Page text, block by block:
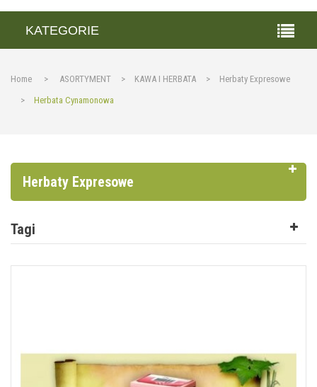
KATEGORIE
Home > ASORTYMENT > KAWA I HERBATA >
Herbaty Expresowe
>
Herbata Cynamonowa
Herbaty Expresowe
Tagi